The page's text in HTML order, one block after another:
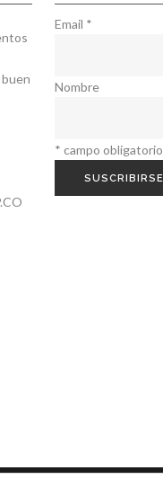
Plata
Email *
Nombre
* campo obligatorio